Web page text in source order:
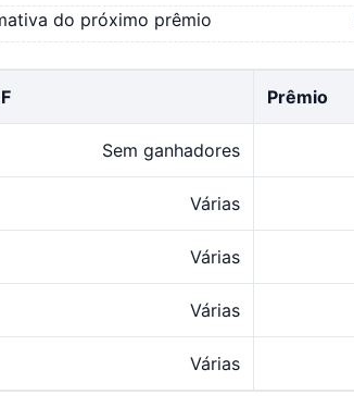
do próximo prêmio
Prêmio
Sem ganhadores
Várias
Várias
Várias
Várias